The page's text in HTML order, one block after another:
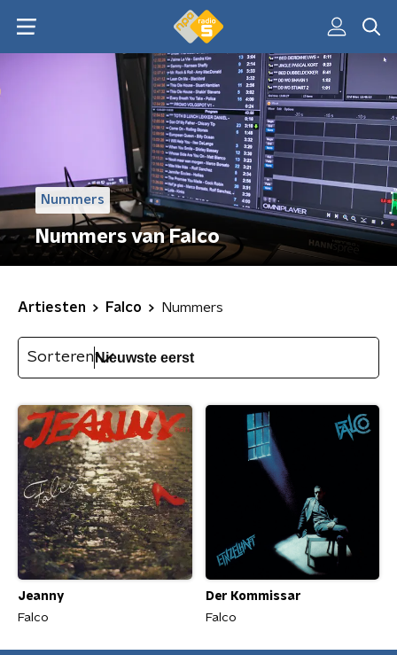
Nummers
Nummers van Falco
Artiesten Falco Nummers
Sorteren
Jeanny
Falco
Der Kommissar
Falco